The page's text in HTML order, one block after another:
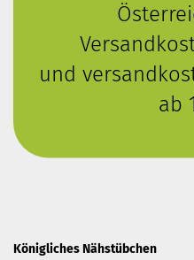
und
ab
Königliches Nähstübchen